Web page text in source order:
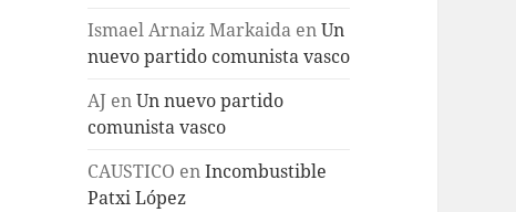
Ismael Arnaiz Markaida enUn
nuevo partido comunista vasco
AJ enUn nuevo partido
comunista vasco
CAUSTICO enIncombustible
Patxi López